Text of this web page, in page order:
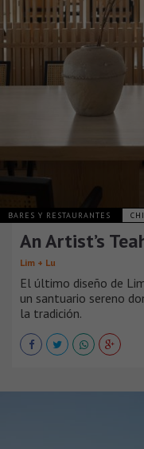
BARES Y RESTAURANTES
An Artist’s
Lim + Lu
El último diseño de
un santuario sereno
la tradición.